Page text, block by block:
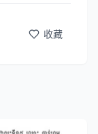
收藏